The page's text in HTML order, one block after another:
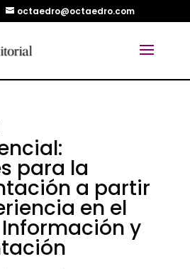
octaedro@octaedro.com
para la
a partir
en el
y